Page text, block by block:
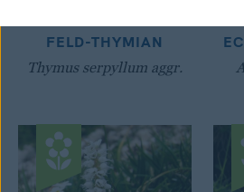
FELD-THYMIAN
Thymus serpyllum aggr.